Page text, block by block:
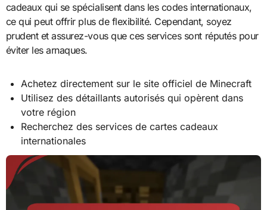
cadeaux qui se spécialisent dans les codes internationaux,
ce qui peut offrir plus de flexibilité. Cependant, soyez
prudent et assurez-vous que ces services sont réputés pour
éviter les arnaques.
Achetez directement sur le site officiel de Minecraft
Utilisez des détaillants autorisés qui opèrent dans
votre région
Recherchez des services de cartes cadeaux
internationales